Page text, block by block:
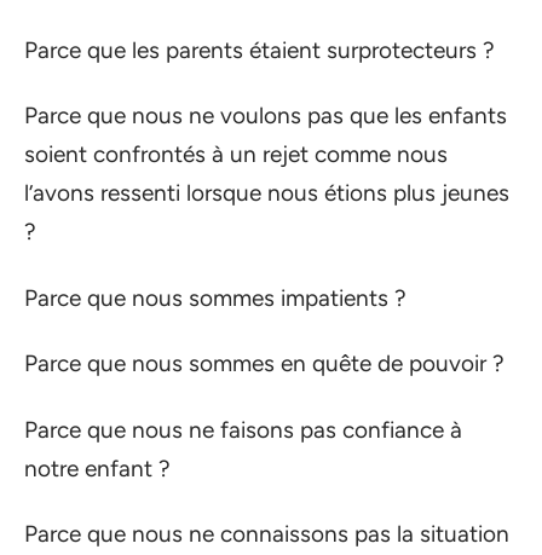
Parce que les parents étaient surprotecteurs ?
Parce que nous ne voulons pas que les enfants
soient confrontés à un rejet comme nous
l’avons ressenti lorsque nous étions plus jeunes
?
Parce que nous sommes impatients ?
Parce que nous sommes en quête de pouvoir ?
Parce que nous ne faisons pas confiance à
notre enfant ?
Parce que nous ne connaissons pas la situation